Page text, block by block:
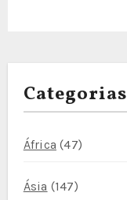
Categorias
África (47)
Ásia (147)